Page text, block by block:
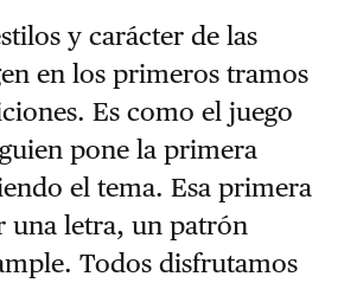
y carácter de las
en los primeros tramos
Es como el juego
pone la primera
el tema. Esa primera
una letra, un patrón
Todos disfrutamos